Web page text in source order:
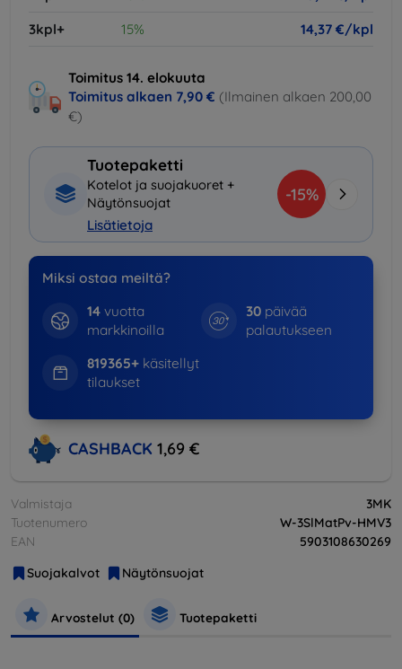
3kpl+
15% 14,37 €/kpl
Toimitus 14. elokuuta
Toimitus alkaen 7,90 € (Ilmainen alkaen 200,00
€)
Tuotepaketti
Kotelot ja suojakuoret +
Näytönsuojat
Lisätietoja
-15%
Miksi ostaa meiltä?
14vuotta
markkinoilla
30 päivää
palautukseen
819365+käsitellyt
tilaukset
CASHBACK 1,69 €
Valmistaja
3MK
Tuotenumero
W-3SlMatPv-HMV3
EAN
5903108630269
Suojakalvot
Näytönsuojat
Arvostelut (0) Tuotepaketti